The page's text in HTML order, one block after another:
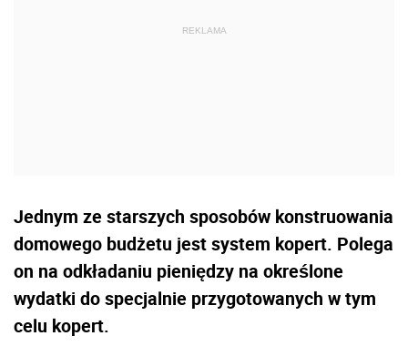
Jednym ze starszych sposobów konstruowania
domowego budżetu jest system kopert. Polega
on na odkładaniu pieniędzy na określone
wydatki do specjalnie przygotowanych w tym
celu kopert.